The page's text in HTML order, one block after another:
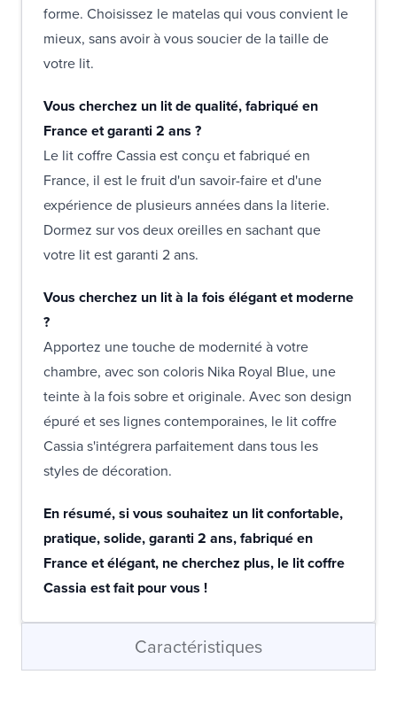
forme. Choisissez le matelas qui vous convient le
mieux, sans avoir à vous soucier de la taille de
votre lit.
Vous cherchez un lit de qualité, fabriqué en
France et garanti 2 ans ?
Le lit coffre Cassia est conçu et fabriqué en
France, il est le fruit d'un savoir-faire et d'une
expérience de plusieurs années dans la literie.
Dormez sur vos deux oreilles en sachant que
votre lit est garanti 2 ans.
Vous cherchez un lit à la fois élégant et moderne
?
Apportez une touche de modernité à votre
chambre, avec son coloris Nika Royal Blue, une
teinte à la fois sobre et originale. Avec son design
épuré et ses lignes contemporaines, le lit coffre
Cassia s'intégrera parfaitement dans tous les
styles de décoration.
En résumé, si vous souhaitez un lit confortable,
pratique, solide, garanti 2 ans, fabriqué en
France et élégant, ne cherchez plus, le lit coffre
Cassia est fait pour vous !
Caractéristiques